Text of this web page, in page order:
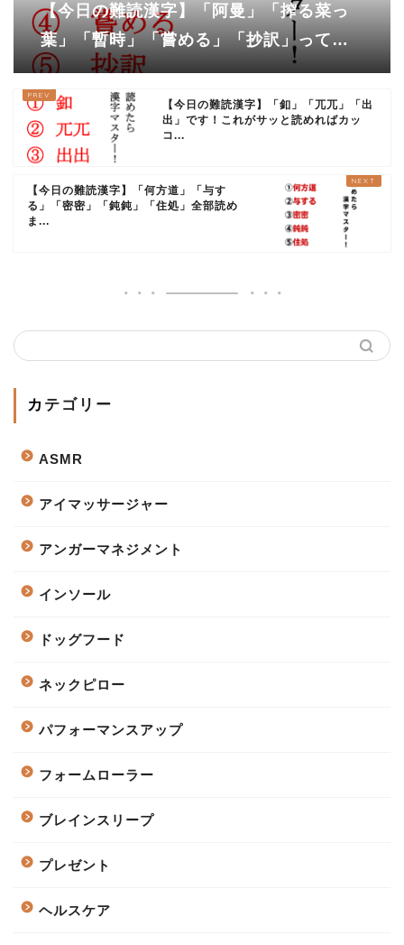
【今日の難読漢字】「阿曼」「搾る菜っ
葉」「暫時」「嘗める」「抄訳」ってな
んて読む？
【今日の難読漢字】「釦」「兀兀」「出
出」です！これがサッと読めればカッ
コ...
【今日の難読漢字】「何方道」「与す
る」「密密」「鈍鈍」「住処」全部読め
ま...
カテゴリー
ASMR
アイマッサージャー
アンガーマネジメント
インソール
ドッグフード
ネックピロー
パフォーマンスアップ
フォームローラー
ブレインスリープ
プレゼント
ヘルスケア